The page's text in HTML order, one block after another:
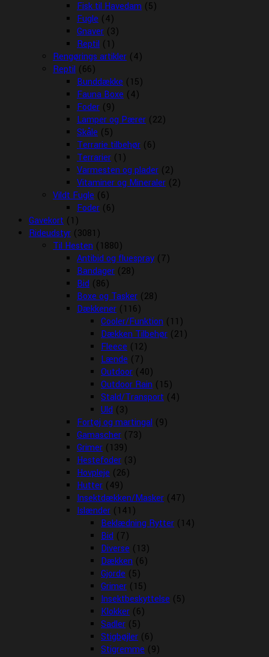
Fisk til Havedam (5)
Fugle (4)
Gnaver (3)
Reptil (1)
Rengørings artikler (4)
Reptil (66)
Bunddække (15)
Fauna Boxe (4)
Foder (9)
Lamper og Pærer (22)
Skåle (5)
Terrarie tilbehør (6)
Terrarier (1)
Varmesten og plader (2)
Vitaminer og Mineraler (2)
Vildt Fugle (6)
Foder (6)
Gavekort (1)
Rideudstyr (3081)
Til Hesten (1880)
Antibid og fluespray (7)
Bandager (28)
Bid (86)
Boxe og Tasker (28)
Dækkener (116)
Cooler/Funktion (11)
Dækken Tilbehør (21)
Fleece (12)
Lænde (7)
Outdoor (40)
Outdoor Rain (15)
Stald/Transport (4)
Uld (3)
Fortøj og martingal (9)
Gamascher (73)
Grimer (139)
Hestefoder (3)
Hovpleje (26)
Hutter (49)
Insektdækken/Masker (47)
Islænder (141)
Beklædning Rytter (14)
Bid (7)
Diverse (13)
Dækken (6)
Gjorde (5)
Grimer (15)
Insektbeskyttelse (5)
Klokker (6)
Sadler (5)
Stigbøjler (6)
Stigremme (9)